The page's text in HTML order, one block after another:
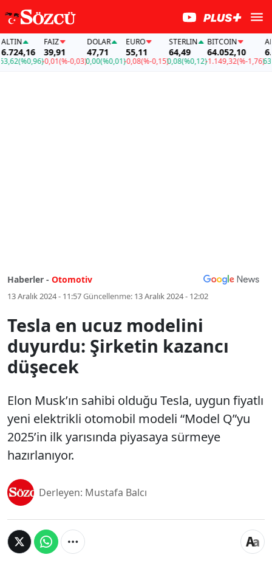
(%0,96)
FAİZ
39,91
-0,01(%-0,03)
DOLAR
47,71
0,00(%0,01)
EURO
55,11
-0,08(%-0,15)
STERLIN
64,49
0,08(%0,12)
BITCOIN
64.052,10
-1.149,32(%-1,76)
ALTIN
63,62
Haberler - Otomotiv
13 Aralık 2024 - 11:57Güncellenme: 13 Aralık 2024 - 12:02
Tesla en ucuz modelini
duyurdu: Şirketin kazancı
düşecek
Elon Musk’ın sahibi olduğu Tesla, uygun fiyatlı
yeni elektrikli otomobil modeli “Model Q”yu
2025’in ilk yarısında piyasaya sürmeye
hazırlanıyor.
Derleyen: Mustafa Balcı